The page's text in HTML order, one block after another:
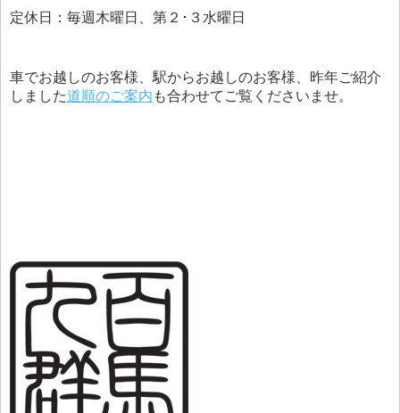
定休日：毎週木曜日、第２･３水曜日
車でお越しのお客様、駅からお越しのお客様、昨年ご紹介
しました道順のご案内 も合わせてご覧くださいませ。